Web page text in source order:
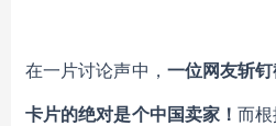
在一片讨论声中， 一位网友斩
卡片的绝对是个中国卖家！ 而